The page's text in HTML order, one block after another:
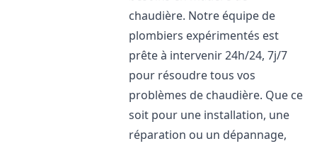
chaudière. Notre équipe de
plombiers expérimentés est
prête à intervenir 24h/24, 7j/7
pour résoudre tous vos
problèmes de chaudière. Que ce
soit pour une installation, une
réparation ou un dépannage,